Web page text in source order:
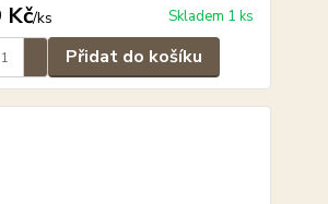
Kč/ks Skladem 1 ks
Přidat do košíku